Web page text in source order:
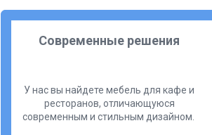
Современные решения
У нас вы найдете мебель для кафе и
ресторанов, отличающуюся
современным и стильным дизайном.